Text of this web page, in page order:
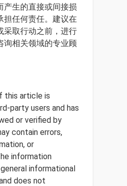
产生的直接或间接损
担任何责任。建议在
采取行动之前，进行
询相关领域的专业顾
this article is
party users and has
or verified by
contain errors,
or
information
informational
does not